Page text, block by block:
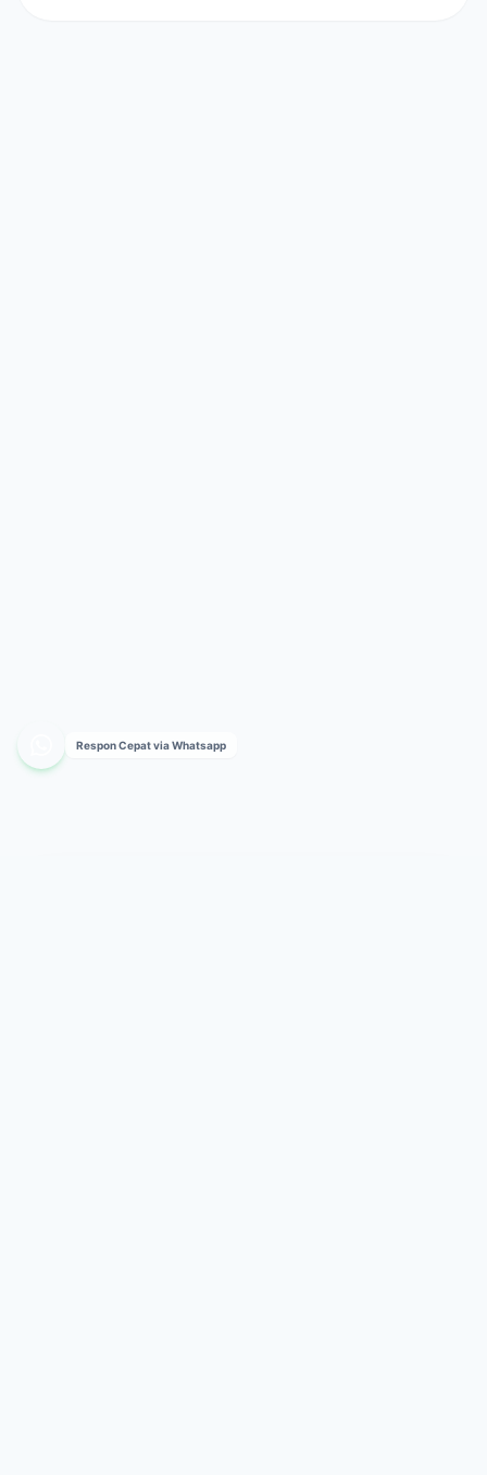
Respon Cepat via Whatsapp